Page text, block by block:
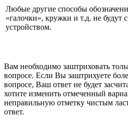
Любые другие способы
«галочки», кружки и т.д. не будут
устройством.
Вам необходимо заштриховать
вопросе. Если Вы заштрихуете
вопросе, Ваш ответ не будет
хотите изменить отмеченный
неправильную отметку чистым
ответ.